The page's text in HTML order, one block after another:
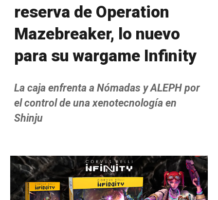
reserva de Operation
Mazebreaker, lo nuevo
para su wargame Infinity
La caja enfrenta a Nómadas y ALEPH por
el control de una xenotecnología en
Shinju